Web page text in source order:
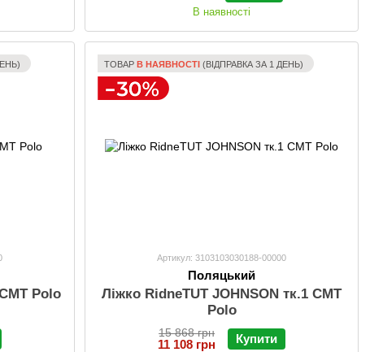
В наявності
СМТ Polo
ТОВАРВ НАЯВНОСТІ (ВІДПРАВКА ЗА 1 ДЕНЬ)
Артикул: 3103103030188-00000
Поляцький
Ліжко RidneTUT JOHNSON тк.1 СМТ
Polo
15 868 грн
11 108 грн Купити